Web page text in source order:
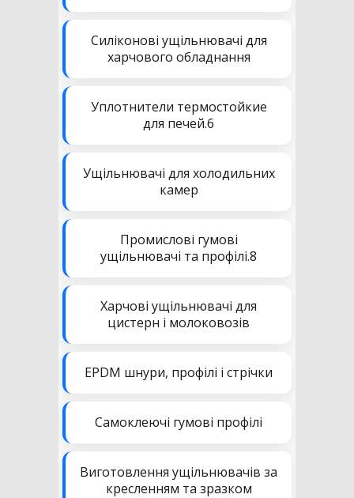
Силіконові ущільнювачі для
харчового обладнання
Уплотнители термостойкие
для печей.6
Ущільнювачі для холодильних
камер
Промислові гумові
ущільнювачі та профілі.8
Харчові ущільнювачі для
цистерн і молоковозів
EPDM шнури, профілі і стрічки
Самоклеючі гумові профілі
Виготовлення ущільнювачів за
кресленням та зразком